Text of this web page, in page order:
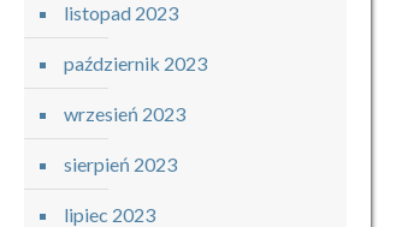
listopad 2023
październik 2023
wrzesień 2023
sierpień 2023
lipiec 2023